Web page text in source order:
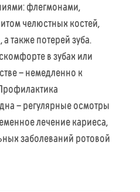
флегмонами,
челюстных костей,
также потерей зуба.
в зубах или
– немедленно к
– регулярные осмотры
лечение кариеса,
заболеваний ротовой